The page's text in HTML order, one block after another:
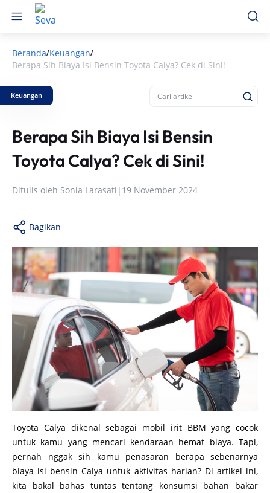
Beranda/Keuangan/
Berapa Sih Biaya Isi Bensin Toyota Calya? Cek di Sini!
Keuangan
Berapa Sih Biaya Isi Bensin
Toyota Calya? Cek di Sini!
Ditulis oleh Sonia Larasati | 19 November 2024
Bagikan
Toyota Calya dikenal sebagai mobil irit BBM yang cocok
untuk kamu yang mencari kendaraan hemat biaya. Tapi,
pernah nggak sih kamu penasaran berapa sebenarnya
biaya isi bensin Calya untuk aktivitas harian? Di artikel ini,
kita bakal bahas tuntas tentang konsumsi bahan bakar